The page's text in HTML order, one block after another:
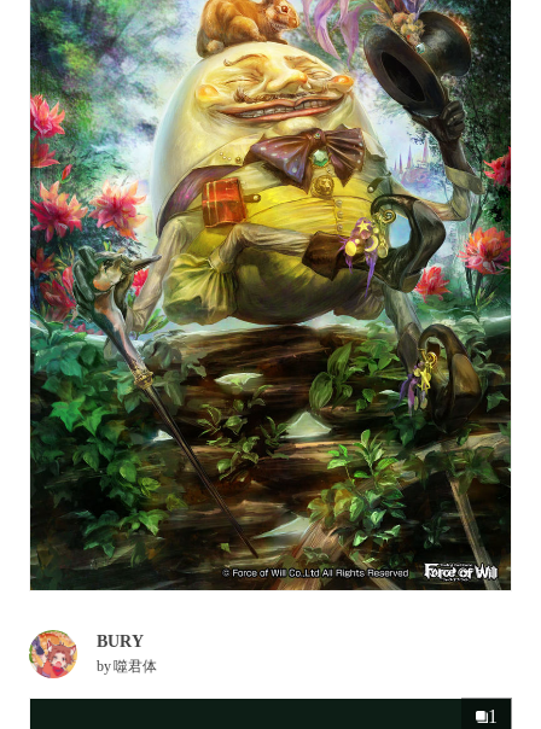
BURY
by噬君体
1